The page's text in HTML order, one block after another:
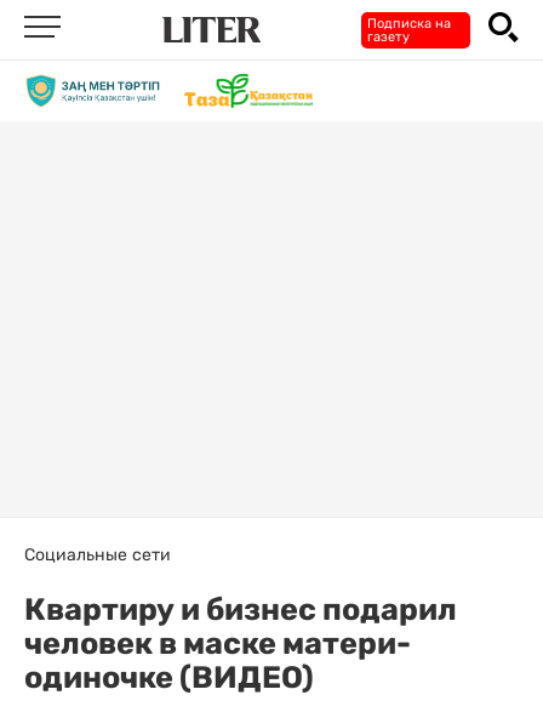
Подписка на
газету
Социальные сети
Квартиру и бизнес подарил
человек в маске матери-
одиночке (ВИДЕО)